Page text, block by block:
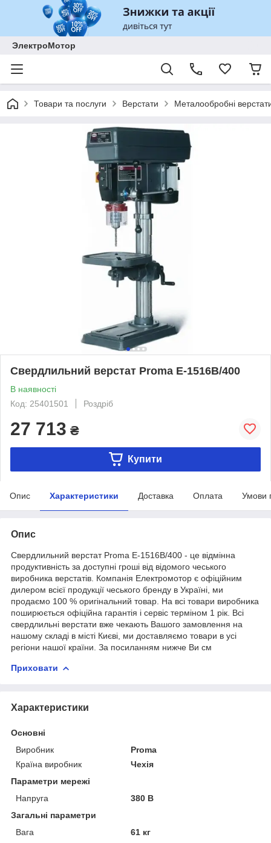
ЭлектроМотор
Товари та послуги Верстати Металообробні
Свердлильний верстат Proma Е-1516В/400
В наявності
Код: 25401501
Роздріб
27 713 ₴
Купити
Опис Характеристики Доставка Оплата Умови
Опис
Свердлильний верстат Proma Е-1516В/400 - це відмінна
продуктивність за доступні гроші від відомого чеського
виробника верстатів. Компанія Електромотор є офіційним
дилером всієї продукції чеського бренду в Україні, ми
продаємо 100 % оригінальний товар. На всі товари виробника
поширюється офіційна гарантія і сервіс терміном 1 рік. Всі
свердлильні верстати вже чекають Вашого замовлення на
нашому складі в місті Києві, ми доставляємо товари в усі
регіони нашої країни. За посиланням нижче Ви см
Приховати
Характеристики
Основні
Виробник
Proma
Країна виробник
Чехія
Параметри мережі
Напруга
380 В
Загальні параметри
Вага
61 кг